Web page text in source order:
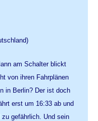
am Schalter blickt
von ihren Fahrplänen
in Berlin? Der ist doch
erst um 16:33 ab und
gefährlich. Und sein